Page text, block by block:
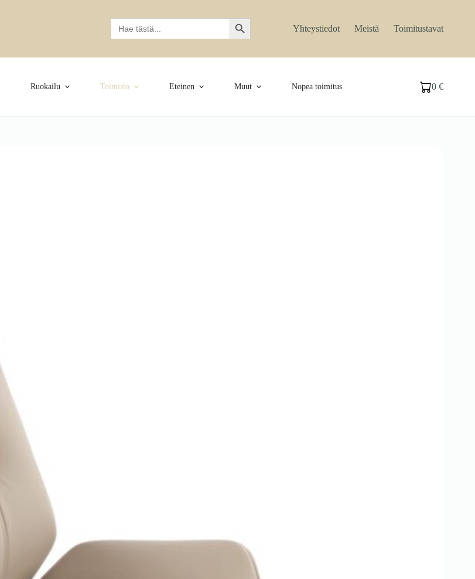
Search
for:
Search Button Yhteystiedot Meistä Toimitustavat
Ruokailu Toimisto Eteinen Muut Nopea toimitus Ostoskori
0€